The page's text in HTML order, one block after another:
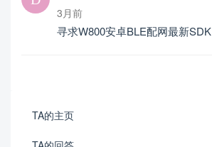
3月前
寻求W800安卓BLE配网最新SDK
TA的主页